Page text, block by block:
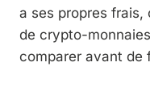
a ses propres
de crypto-
comparer avant de